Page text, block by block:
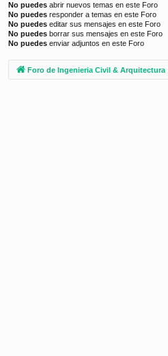
No puedes abrir nuevos temas en este Foro
No puedes responder a temas en este Foro
No puedes editar sus mensajes en este Foro
No puedes borrar sus mensajes en este Foro
No puedes enviar adjuntos en este Foro
Foro de Ingenieria Civil & Arquitectura